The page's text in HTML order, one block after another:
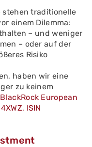
stehen traditionelle
einem Dilemma:
– und weniger
– oder auf der
Risiko
haben wir eine
zu keinem
European
ISIN